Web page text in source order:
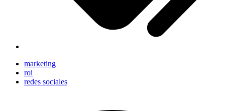
marketing
roi
redes sociales